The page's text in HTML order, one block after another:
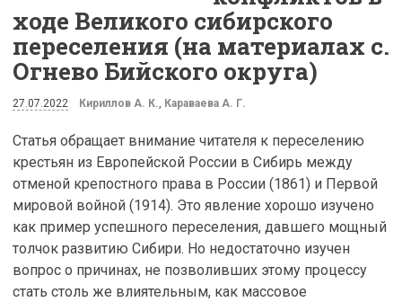
ходе Великого сибирского
переселения (на материалах с.
Огнево Бийского округа)
27.07.2022 Кириллов А. К. Караваева А. Г.
Статья обращает внимание читателя к переселению
крестьян из Европейской России в Сибирь между
отменой крепостного права в России (1861) и Первой
мировой войной (1914). Это явление хорошо изучено
как пример успешного переселения, давшего мощный
толчок развитию Сибири. Но недостаточно изучен
вопрос о причинах, не позволивших этому процессу
стать столь же влиятельным, как массовое